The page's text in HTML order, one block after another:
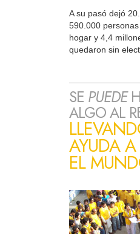
A su pasó dejó
590.000
hogar y 4,4
quedaron sin
SE PUEDE
ALGO AL
AYUDA
EL